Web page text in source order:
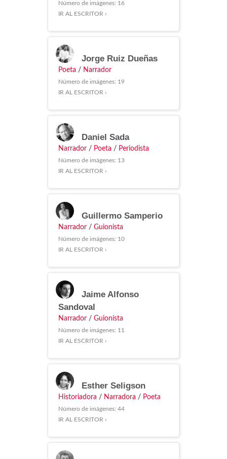
Número de imágenes: 16
IR AL ESCRITOR ›
Jorge Ruiz Dueñas
Poeta / Narrador
Número de imágenes: 19
IR AL ESCRITOR ›
Daniel Sada
Narrador / Poeta / Periodista
Número de imágenes: 13
IR AL ESCRITOR ›
Guillermo Samperio
Narrador / Guionista
Número de imágenes: 10
IR AL ESCRITOR ›
Jaime Alfonso
Sandoval
Narrador / Guionista
Número de imágenes: 11
IR AL ESCRITOR ›
Esther Seligson
Historiadora / Narradora / Poeta
Número de imágenes: 44
IR AL ESCRITOR ›